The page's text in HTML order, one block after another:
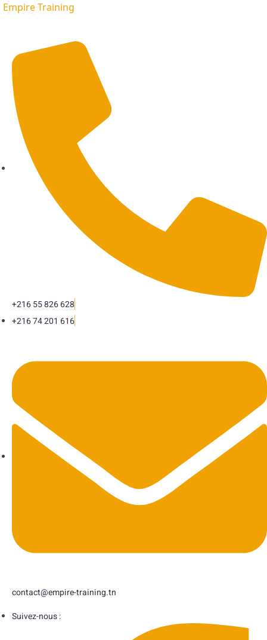
Empire Training
+216 55 826 628
+216 74 201 616
contact@empire-training.tn
Suivez-nous :